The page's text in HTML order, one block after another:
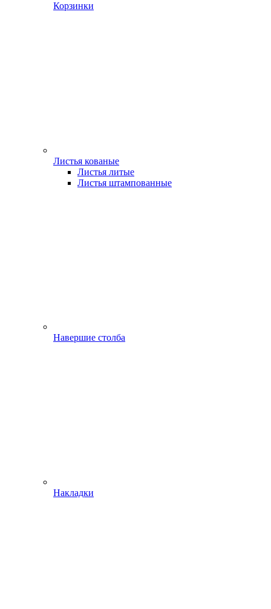
Корзинки
Листья кованые
Листья литые
Листья штампованные
Навершие столба
Накладки